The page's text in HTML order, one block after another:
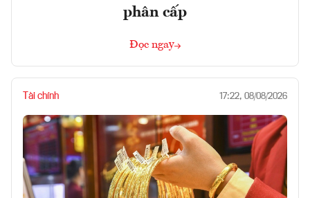
phân cấp
Đọc ngay
Tài chính 17:22, 08/08/2026